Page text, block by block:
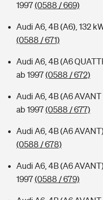
1997(0588 / 669)
Audi A6, 4B (A6), 132
(0588 / 671)
Audi A6, 4B (A6
ab 1997(0588 / 672)
Audi A6, 4B (A6 AVANT
ab 1997(0588 / 677)
Audi A6, 4B (A6
(0588 / 678)
Audi A6, 4B (A6
1997(0588 / 679)